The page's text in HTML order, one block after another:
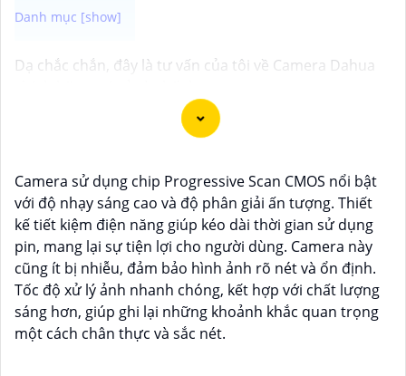
Dạ chắc chắn, đây là tư vấn của tôi về Camera Dahua
Camera Dahua là một thương hiệu nổi tiếng về sản
phẩm an ninh và giám sát.⚒2:
cửa hàng uy tín hoặc các đại lý chính thức của
Dahua.☄️3:Mức giá của Camera Dahua có thể thay
đổi tùy vào model và chức năng của camera. Bạn nên
tìm hiểu kỹ trước khi đầu tư.🎖️4:Chất lượng của
Camera Dahua được đánh giá cao với độ phân giải
cao, tính năng thông minh và độ tin cậy.💖 5:Nếu bạn
muốn tìm camera Dahua giá rẻ, bạn có thể tham khảo
trên các website thương mại điện tử hoặc tại các cửa
hàng điện tử.
Camera sử dụng chip Progressive Scan CMOS nổi bật
với độ nhạy sáng cao và độ phân giải ấn tượng. Thiết
kế tiết kiệm điện năng giúp kéo dài thời gian sử dụng
pin, mang lại sự tiện lợi cho người dùng. Camera này
cũng ít bị nhiễu, đảm bảo hình ảnh rõ nét và ổn định.
Tốc độ xử lý ảnh nhanh chóng, kết hợp với chất lượng
sáng hơn, giúp ghi lại những khoảnh khắc quan trọng
một cách chân thực và sắc nét.